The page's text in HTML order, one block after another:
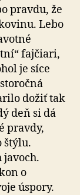
pravdu, že
Lebo
fajčiari,
je síce
dožiť tak
deň si dá
pravdy,
štýlu.
javoch.
o
úspory.